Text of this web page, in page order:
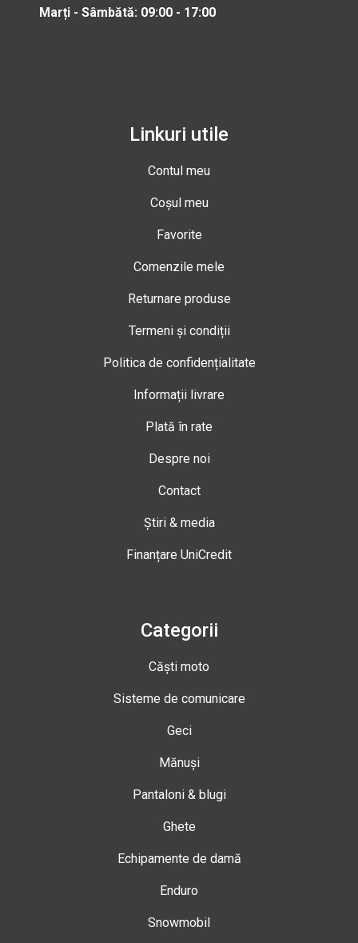
Marți - Sâmbătă: 09:00 - 17:00
Linkuri utile
Contul meu
Coșul meu
Favorite
Comenzile mele
Returnare produse
Termeni și condiții
Politica de confidențialitate
Informații livrare
Plată în rate
Despre noi
Contact
Știri & media
Finanțare UniCredit
Categorii
Căști moto
Sisteme de comunicare
Geci
Mănuși
Pantaloni & blugi
Ghete
Echipamente de damă
Enduro
Snowmobil